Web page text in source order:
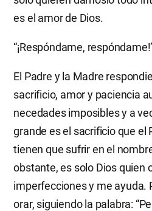
es el amor de Dios.
“¡Respóndame,
El Padre y la Madre
sacrificio, amor y paciencia
necedades imposibles y a
grande es el sacrificio que el
tienen que sufrir en el
obstante, es solo Dios quien
imperfecciones y me ayuda.
orar, siguiendo la palabra: